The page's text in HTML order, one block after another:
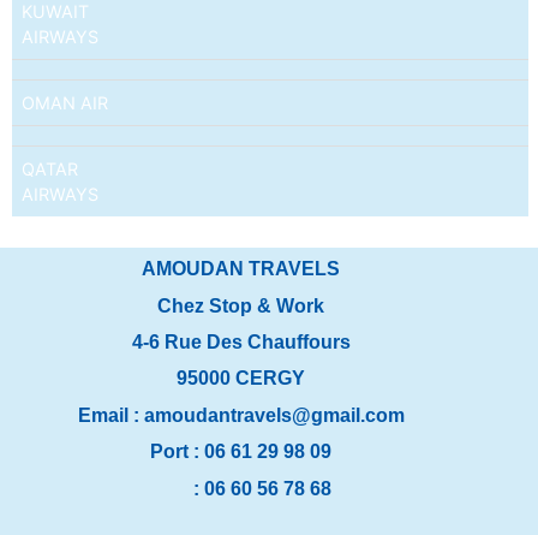
KUWAIT
AIRWAYS
OMAN AIR
QATAR
AIRWAYS
AMOUDAN TRAVELS
Chez Stop & Work
4-6 Rue Des Chauffours
95000 CERGY
Email : amoudantravels@gmail.com
Port :06 61 29 98 09
:06 60 56 78 68